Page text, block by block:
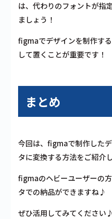
は、代わりのフォントが指
ましょう！
figmaでデザインを制作す
して置くことが重要です！
まとめ
今回は、figmaで制作した
タに変換する方法をご紹介
figmaのヘビーユーザーの
タでの納品ができますね♪
ぜひ活用してみてください♪